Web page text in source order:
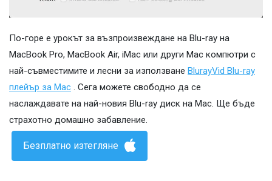
По-горе е урокът за възпроизвеждане на Blu-ray на
MacBook Pro, MacBook Air, iMac или други Mac компютри с
най-съвместимите и лесни за използване BlurayVid Blu-ray
плейър за Mac . Сега можете свободно да се
наслаждавате на най-новия Blu-ray диск на Mac. Ще бъде
страхотно домашно забавление.
Безплатно изтегляне